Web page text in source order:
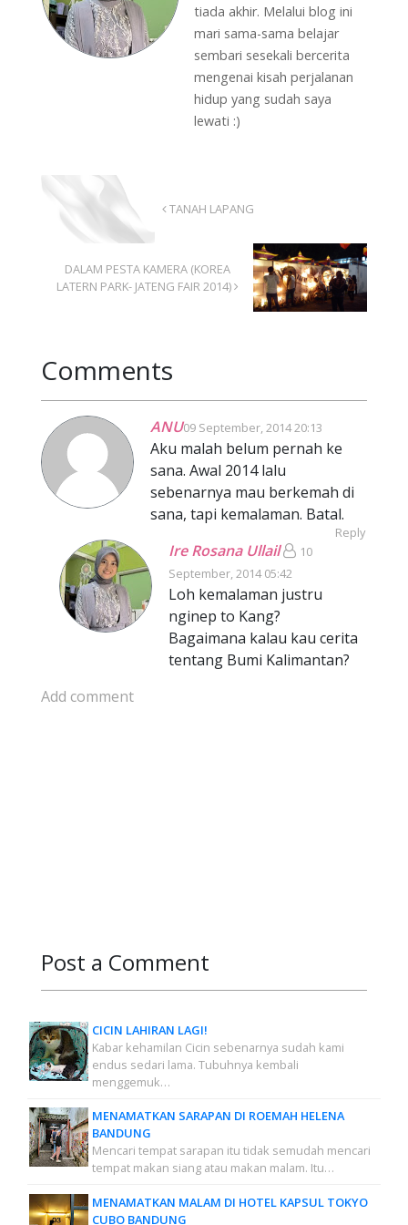
tiada akhir. Melalui blog ini
mari sama-sama belajar
sembari sesekali bercerita
mengenai kisah perjalanan
hidup yang sudah saya
lewati :)
TANAH LAPANG
DALAM PESTA KAMERA (KOREA
LATERN PARK- JATENG FAIR 2014)
Comments
ANU09 September, 2014 20:13
Aku malah belum pernah ke
sana. Awal 2014 lalu
sebenarnya mau berkemah di
sana, tapi kemalaman. Batal.
Reply
Ire Rosana Ullail
10
September, 2014 05:42
Loh kemalaman justru
nginep to Kang?
Bagaimana kalau kau cerita
tentang Bumi Kalimantan?
Add comment
Post a Comment
CICIN LAHIRAN LAGI!
Kabar kehamilan Cicin sebenarnya sudah kami
endus sedari lama. Tubuhnya kembali
menggemuk…
MENAMATKAN SARAPAN DI ROEMAH HELENA
BANDUNG
Mencari tempat sarapan itu tidak semudah mencari
tempat makan siang atau makan malam. Itu…
MENAMATKAN MALAM DI HOTEL KAPSUL TOKYO
CUBO BANDUNG